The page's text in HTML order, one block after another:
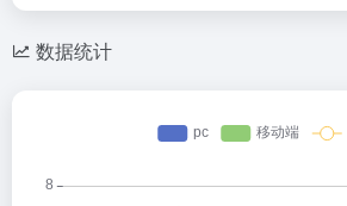
数据统计